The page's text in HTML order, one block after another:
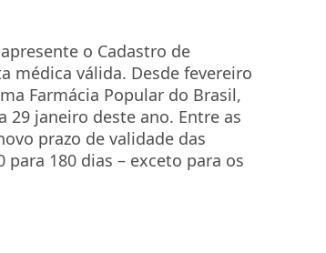
o Cadastro de
médica válida. Desde fevereiro
Farmácia Popular do Brasil,
janeiro deste ano. Entre as
prazo de validade das
180 dias – exceto para os